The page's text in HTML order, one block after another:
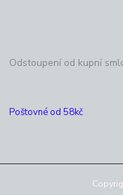
Odstoupení od kupní
Poštovné od 58kč